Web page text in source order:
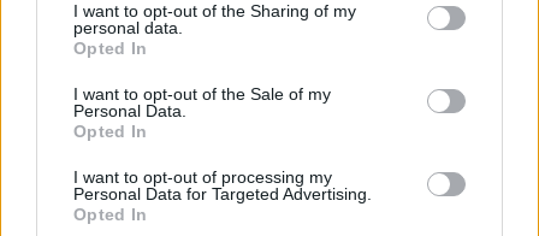
I want to opt-out of the Sharing of my
personal data.
Opted In
I want to opt-out of the Sale of my
Personal Data.
Opted In
I want to opt-out of processing my
Personal Data for Targeted Advertising.
Opted In
trotz normalem und gesundem Essverhalten sowie Sport
zugenommen! Depressive Verstimmungen mit düsteren
Gedanken- gruselig! Nach langer Recherche im Netz auf
Leidensgenossinnen gestoßen. Spirale nach einem Jahr
entfernen lassen. Psychisch sofort wieder o.k., nur die
ihre erfahrung